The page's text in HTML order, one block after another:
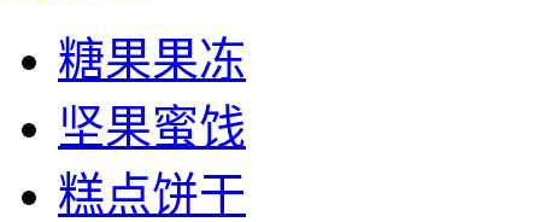
糖果果冻
坚果蜜饯
糕点饼干